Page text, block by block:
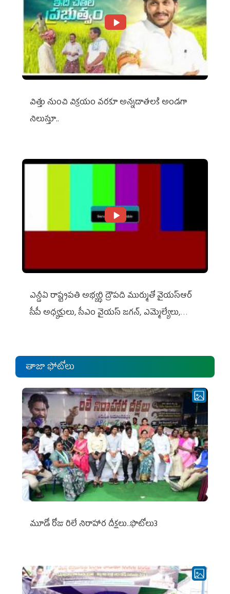
విత్తు నుంచి విక్రయం వరకూ అన్నదాతలకి అండగా
నిలుస్తూ..
ఎన్డీఏ రాష్ట్ర‌ప‌తి అభ్య‌ర్థి ద్రౌప‌ది ముర్ముతో వైయ‌స్ఆర్
సీపీ అధ్య‌క్షులు, సీఎం వైయ‌స్ జ‌గ‌న్, ఎమ్మెల్యేలు,
తాజా ఫోటోలు
మూడో రోజు రిలే నిరాహార దీక్షలు..ఫొటోలు3